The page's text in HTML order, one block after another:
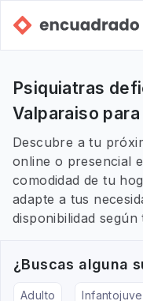
Psiquiatras
Valparaiso
Descubre a tu
online o presencial
comodidad de tu
adapte a tus
disponibilidad
¿Buscas alguna
Adulto